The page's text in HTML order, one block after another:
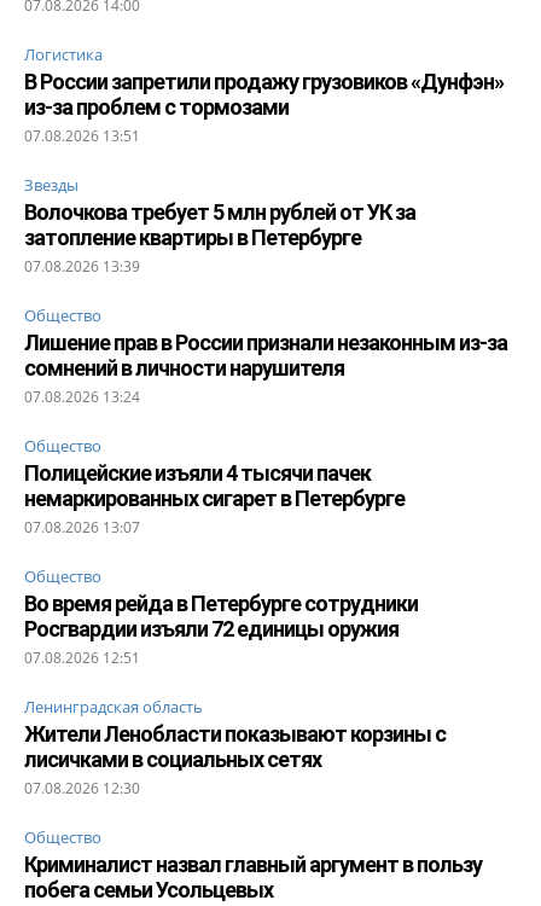
07.08.2026 14:00
Логистика
В России запретили продажу грузовиков «Дунфэн»
из-за проблем с тормозами
07.08.2026 13:51
Звезды
Волочкова требует 5 млн рублей от УК за
затопление квартиры в Петербурге
07.08.2026 13:39
Общество
Лишение прав в России признали незаконным из-за
сомнений в личности нарушителя
07.08.2026 13:24
Общество
Полицейские изъяли 4 тысячи пачек
немаркированных сигарет в Петербурге
07.08.2026 13:07
Общество
Во время рейда в Петербурге сотрудники
Росгвардии изъяли 72 единицы оружия
07.08.2026 12:51
Ленинградская область
Жители Ленобласти показывают корзины с
лисичками в социальных сетях
07.08.2026 12:30
Общество
Криминалист назвал главный аргумент в пользу
побега семьи Усольцевых